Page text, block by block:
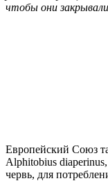
чтобы они
Европейский Союз
Alphitobius
червь, для